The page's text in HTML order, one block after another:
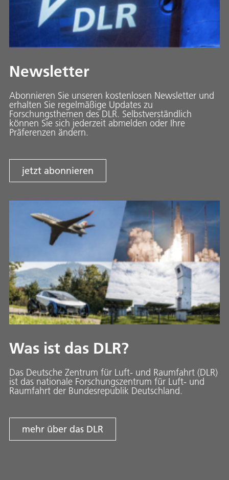
Newsletter
Abonnieren Sie unseren kostenlosen Newsletter und
erhalten Sie regelmäßige Updates zu
Forschungsthemen des DLR. Selbstverständlich
können Sie sich jederzeit abmelden oder Ihre
Präferenzen ändern.
jetzt abonnieren
Was ist das DLR?
Das Deutsche Zentrum für Luft- und Raumfahrt (DLR)
ist das nationale Forschungszentrum für Luft- und
Raumfahrt der Bundesrepublik Deutschland.
mehr über das DLR